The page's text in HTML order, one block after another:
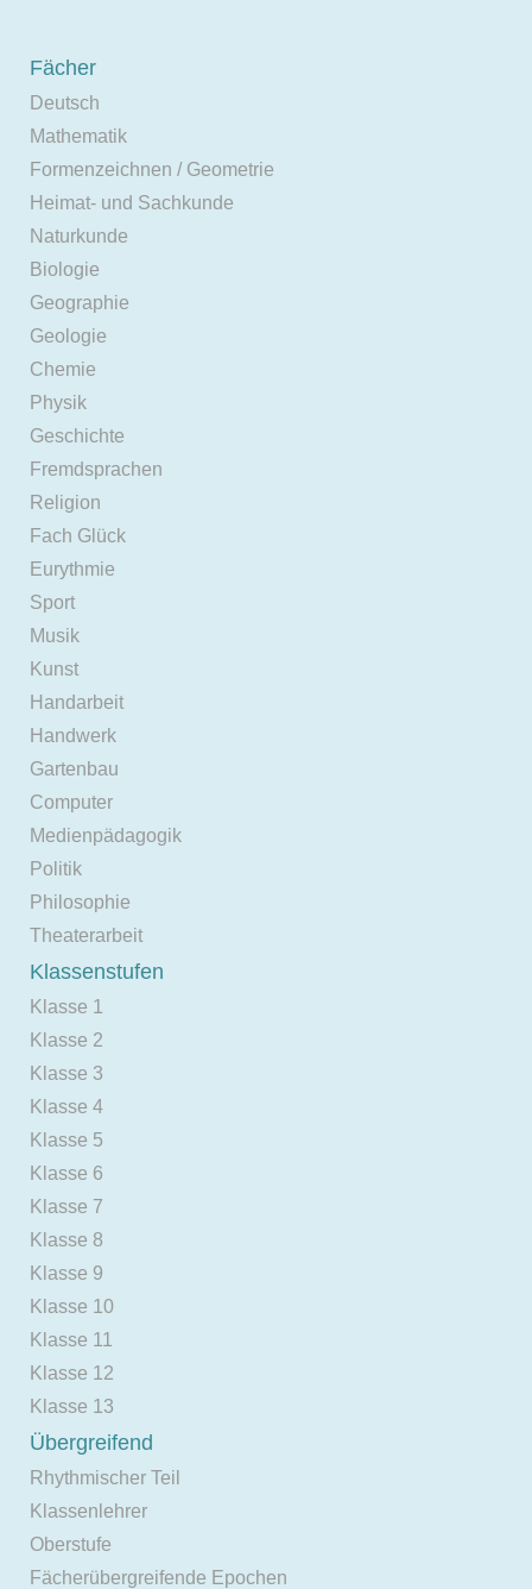
Fächer
Deutsch
Mathematik
Formenzeichnen / Geometrie
Heimat- und Sachkunde
Naturkunde
Biologie
Geographie
Geologie
Chemie
Physik
Geschichte
Fremdsprachen
Religion
Fach Glück
Eurythmie
Sport
Musik
Kunst
Handarbeit
Handwerk
Gartenbau
Computer
Medienpädagogik
Politik
Philosophie
Theaterarbeit
Klassenstufen
Klasse 1
Klasse 2
Klasse 3
Klasse 4
Klasse 5
Klasse 6
Klasse 7
Klasse 8
Klasse 9
Klasse 10
Klasse 11
Klasse 12
Klasse 13
Übergreifend
Rhythmischer Teil
Klassenlehrer
Oberstufe
Fächerübergreifende Epochen